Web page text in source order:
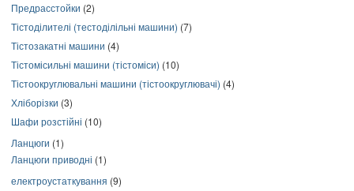
Предрасстойки (2)
Тістоділителі (тестоділільні машини) (7)
Тістозакатні машини (4)
Тістомісильні машини (тістоміси) (10)
Тістоокруглювальні машини (тістоокруглювачі) (4)
Хліборізки (3)
Шафи розстійні (10)
Ланцюги (1)
Ланцюги приводні (1)
електроустаткування (9)